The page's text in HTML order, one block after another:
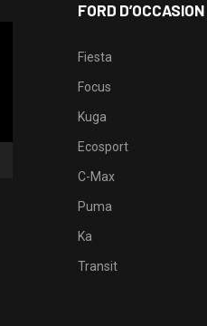
FORD D’OCCASION
Fiesta
Focus
Kuga
Ecosport
C-Max
Puma
Ka
Transit